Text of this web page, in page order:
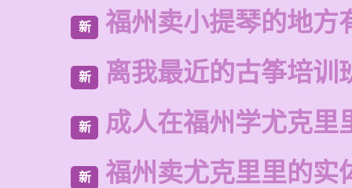
新 福州卖小提琴的地方
新 离我最近的古筝培训
新 成人在福州学尤克里
新 福州卖尤克里里的实